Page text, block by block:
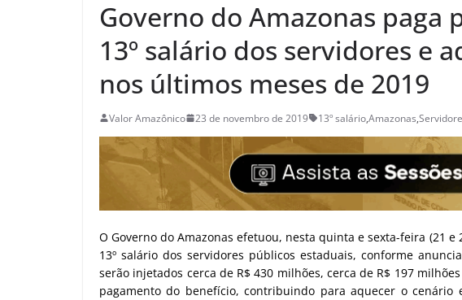
Governo do Amazonas paga
13º salário dos servidores e
nos últimos meses de 2019
Valor Amazônico 23 de novembro de 2019 13º salário,Amazonas,
O Governo do Amazonas efetuou, nesta quinta e sexta-feira (21
13º salário dos servidores públicos estaduais, conforme
serão injetados cerca de R$ 430 milhões, cerca de R$ 197
pagamento do benefício, contribuindo para aquecer o